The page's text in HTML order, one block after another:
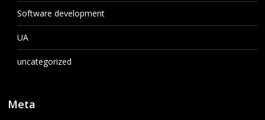
Software development
UA
uncategorized
Meta